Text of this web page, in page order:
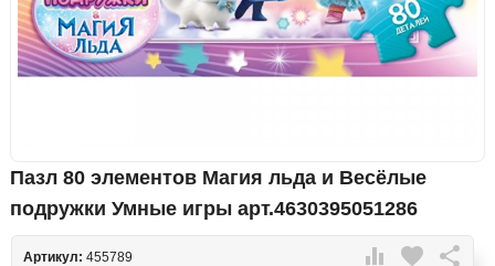
Пазл 80 элементов Магия льда и Весёлые
подружки Умные игры арт.4630395051286
 favorite 
Артикул: 455789